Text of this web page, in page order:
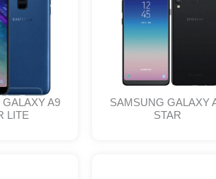
A9
LITE
SAMSUNG GALAXY
STAR